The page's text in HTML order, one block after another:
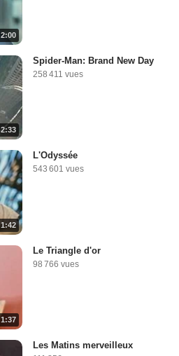
2:00
2:33
Spider-Man: Brand New Day
258 411 vues
1:42
L'Odyssée
543 601 vues
1:37
Le Triangle d'or
98 766 vues
Les Matins merveilleux